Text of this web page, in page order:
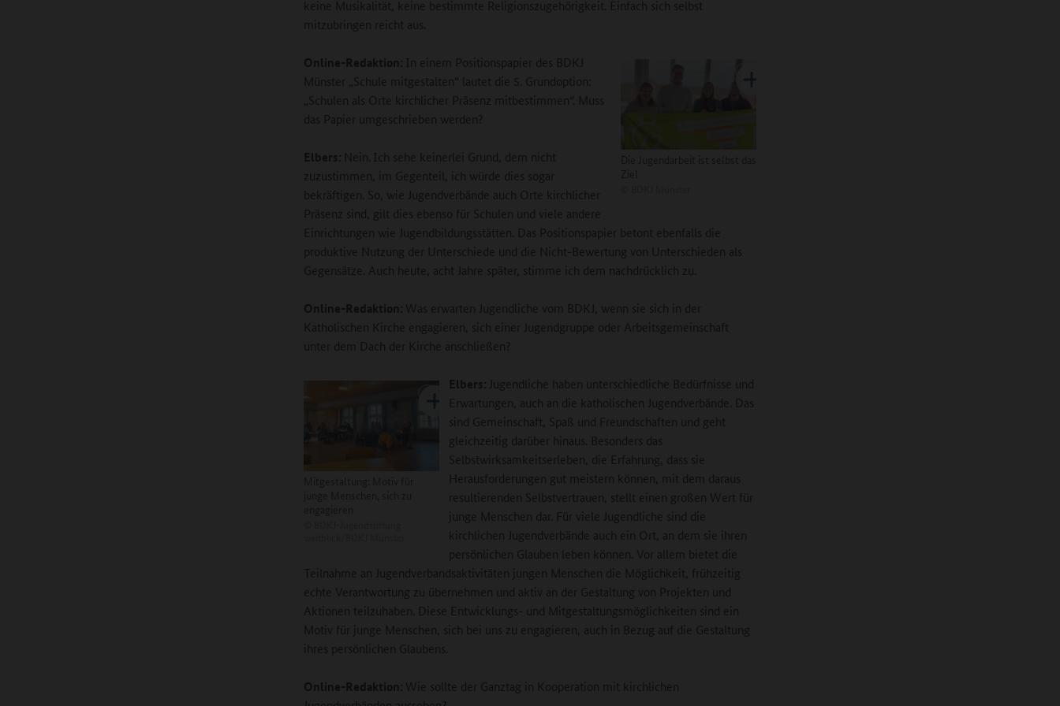
keine Musikalität, keine bestimmte Religionszugehörigkeit. Einfach sich selbst
mitzubringen reicht aus.
Online-Redaktion: In einem Positionspapier des BDKJ
Münster „Schule mitgestalten“ lautet die 5. Grundoption:
„Schulen als Orte kirchlicher Präsenz mitbestimmen“. Muss
das Papier umgeschrieben werden?
Elbers: Nein. Ich sehe keinerlei Grund, dem nicht
zuzustimmen, im Gegenteil, ich würde dies sogar
bekräftigen. So, wie Jugendverbände auch Orte kirchlicher
Präsenz sind, gilt dies ebenso für Schulen und viele andere
Einrichtungen wie Jugendbildungsstätten. Das Positionspapier betont ebenfalls die
produktive Nutzung der Unterschiede und die Nicht-Bewertung von Unterschieden als
Gegensätze. Auch heute, acht Jahre später, stimme ich dem nachdrücklich zu.
Online-Redaktion: Was erwarten Jugendliche vom BDKJ, wenn sie sich in der
Katholischen Kirche engagieren, sich einer Jugendgruppe oder Arbeitsgemeinschaft
unter dem Dach der Kirche anschließen?
Elbers:
Jugendliche haben unterschiedliche Bedürfnisse und
Erwartungen, auch an die katholischen Jugendverbände. Das
sind Gemeinschaft, Spaß und Freundschaften und geht
gleichzeitig darüber hinaus. Besonders das
Selbstwirksamkeitserleben, die Erfahrung, dass sie
Herausforderungen gut meistern können, mit dem daraus
resultierenden Selbstvertrauen, stellt einen großen Wert für
junge Menschen dar. Für viele Jugendliche sind die
kirchlichen Jugendverbände auch ein Ort, an dem sie ihren
persönlichen Glauben leben können. Vor allem bietet die
Teilnahme an Jugendverbandsaktivitäten jungen Menschen die Möglichkeit, frühzeitig
echte Verantwortung zu übernehmen und aktiv an der Gestaltung von Projekten und
Aktionen teilzuhaben. Diese Entwicklungs- und Mitgestaltungsmöglichkeiten sind ein
Motiv für junge Menschen, sich bei uns zu engagieren, auch in Bezug auf die Gestaltung
ihres persönlichen Glaubens.
Online-Redaktion: Wie sollte der Ganztag in Kooperation mit kirchlichen